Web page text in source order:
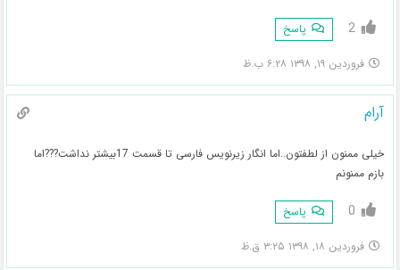
2 پاسخ
فروردین ۱۹, ۱۳۹۸ ۶:۲۸ ب.ظ
آرام
خیلی ممنون از لطفتون..اما انگار زیرنویس فارسی تا قسمت 17بیشتر نداشت???اما
بازم ممنونم
0 پاسخ
فروردین ۱۸, ۱۳۹۸ ۳:۲۵ ق.ظ